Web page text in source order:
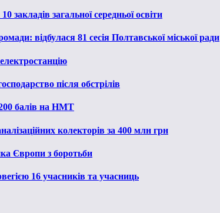
загальної середньої освіти
відбулася 81 сесія Полтавської міської ради
після обстрілів
балів на НМТ
колекторів за 400 млн грн
Європи з боротьби
16 учасників та учасниць